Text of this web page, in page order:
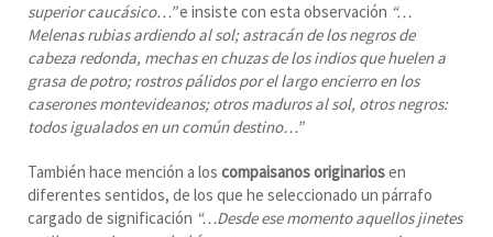
superior caucásico…”e insiste con esta observación “…
Melenas rubias ardiendo al sol; astracán de los negros de
cabeza redonda, mechas en chuzas de los indios que huelen a
grasa de potro; rostros pálidos por el largo encierro en los
caserones montevideanos; otros maduros al sol, otros negros:
todos igualados en un común destino…”
También hace mención a los compaisanos originariosen
diferentes sentidos, de los que he seleccionado un párrafo
cargado de significación “…Desde ese momento aquellos jinetes